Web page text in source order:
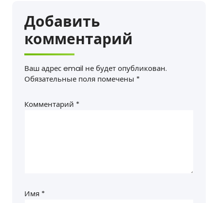
Добавить
комментарий
Ваш адрес email не будет опубликован.
Обязательные поля помечены *
Комментарий *
Имя *